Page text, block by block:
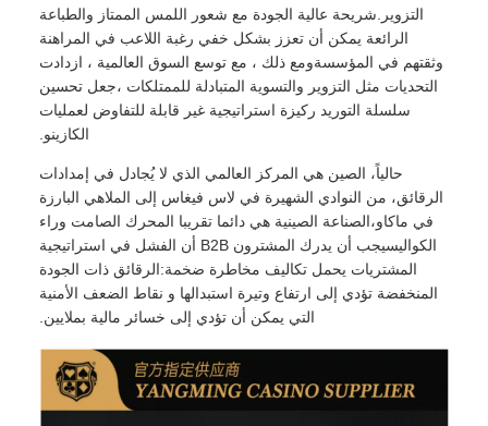
التزوير.شريحة عالية الجودة مع شعور اللمس الممتاز والطباعة
الرائعة يمكن أن تعزز بشكل خفي رغبة اللاعب في المراهنة
وثقتهم في المؤسسةومع ذلك ، مع توسع السوق العالمية ، ازدادت
التحديات مثل التزوير والتسوية المتبادلة للممتلكات ،جعل تحسين
سلسلة التوريد ركيزة استراتيجية غير قابلة للتفاوض لعمليات
الكازينو.
حالياً، الصين هي المركز العالمي الذي لا يُجادل في إمدادات
الرقائق، من النوادي الشهيرة في لاس فيغاس إلى الملاهي البارزة
في ماكاو،الصناعة الصينية هي دائما تقريبا المحرك الصامت وراء
الكواليسيجب أن يدرك المشترون B2B أن الفشل في استراتيجية
المشتريات يحمل تكاليف مخاطرة ضخمة:الرقائق ذات الجودة
المنخفضة تؤدي إلى ارتفاع وتيرة استبدالها و نقاط الضعف الأمنية
التي يمكن أن تؤدي إلى خسائر مالية بملايين.